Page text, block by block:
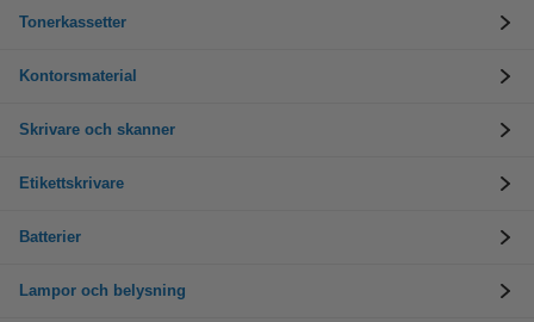
Tonerkassetter
Kontorsmaterial
Skrivare och skanner
Etikettskrivare
Batterier
Lampor och belysning